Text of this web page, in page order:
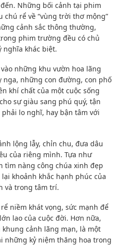
Những bối cảnh tại phim
rể về “vùng trời thơ mộng”
cảnh sắc thông thường,
phim trường đều có chủ
khác biệt.
những khu vườn hoa lãng
những con đường, con phố
khí chất của một cuộc sống
sự giàu sang phú quý, tận
lo nghĩ, hay bận tâm với
lộng lẫy, chỉn chu, đưa dâu
của riêng mình. Tựa như
tìm nàng công chúa xinh đẹp
khoảnh khắc hạnh phúc của
và trong tâm trí.
niềm khát vọng, sức mạnh để
lao của cuộc đời. Hơn nữa,
cảnh lãng mạn, là một
những kỷ niệm thăng hoa trong